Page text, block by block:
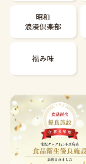
昭和
浪漫倶楽部
福み味